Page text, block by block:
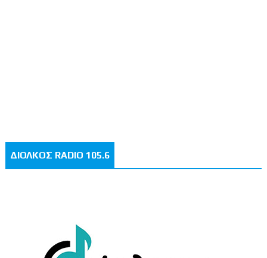
ΔΙΟΛΚΟΣ RADIO 105.6